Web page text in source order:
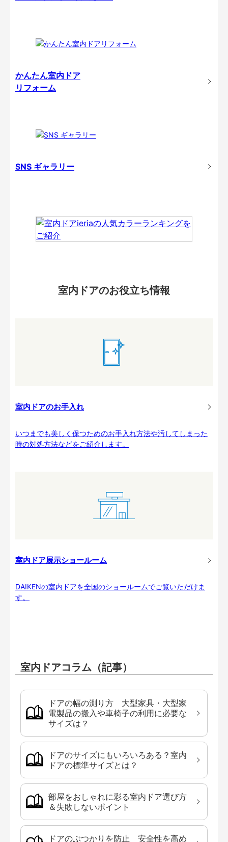
かんたん室内ドア
リフォーム
SNS ギャラリー
室内ドアのお役立ち情報
室内ドアのお手入れ
いつまでも美しく保つためのお手入れ方法や汚してしまった
時の対処方法などをご紹介します。
室内ドア展示ショールーム
DAIKENの室内ドアを全国のショールームでご覧いただけま
す。
室内ドアコラム（記事）
ドアの幅の測り方 大型家具・大型家
電製品の搬入や車椅子の利用に必要な
サイズは？
ドアのサイズにもいろいろある？室内
ドアの標準サイズとは？
部屋をおしゃれに彩る室内ドア選び方
＆失敗しないポイント
ドアのぶつかりを防止 安全性を高め